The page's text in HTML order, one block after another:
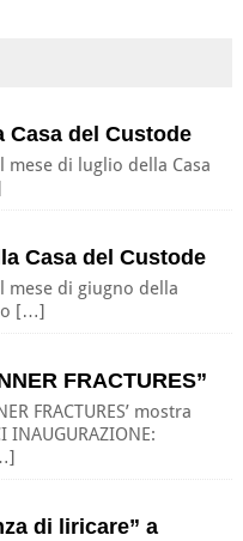
del Custode
di luglio della Casa
Casa del Custode
mese di giugno della
[…]
FRACTURES”
FRACTURES’ mostra
INAUGURAZIONE:
di liricare” a